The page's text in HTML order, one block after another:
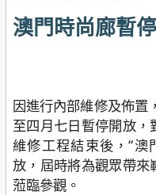
澳門時尚廊暫
因進行內部維修及佈置
至四月七日暫停開放，
維修工程結束後，“澳
放，屆時將為觀眾帶
蒞臨參觀。